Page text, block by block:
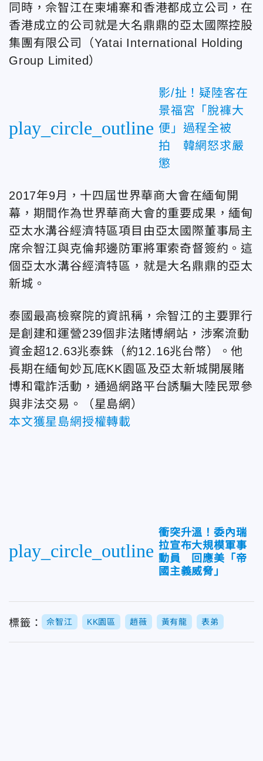
同時，佘智江在柬埔寨和香港都成立公司，在
香港成立的公司就是大名鼎鼎的亞太國際控股
集團有限公司（Yatai International Holding
Group Limited）
play_circle_outline
影/扯！疑陸客在
景福宮「脫褲大
便」過程全被
拍 韓網怒求嚴
懲
2017年9月，十四屆世界華商大會在緬甸開
幕，期間作為世界華商大會的重要成果，緬甸
亞太水溝谷經濟特區項目由亞太國際董事局主
席佘智江與克倫邦邊防軍將軍索奇督簽約。這
個亞太水溝谷經濟特區，就是大名鼎鼎的亞太
新城。
泰國最高檢察院的資訊稱，佘智江的主要罪行
是創建和運營239個非法賭博網站，涉案流動
資金超12.63兆泰銖（約12.16兆台幣）。他
長期在緬甸妙瓦底KK園區及亞太新城開展賭
博和電詐活動，通過網路平台誘騙大陸民眾參
與非法交易。（星島網）
本文獲星島網授權轉載
play_circle_outline
衝突升溫！委內瑞
拉宣布大規模軍事
動員 回應美「帝
國主義威脅」
標籤： 佘智江 KK園區 趙薇 黃有龍 表弟